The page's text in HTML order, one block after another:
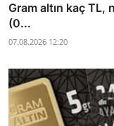
Gram altın kaç TL,
(0...
07.08.2026 12:20